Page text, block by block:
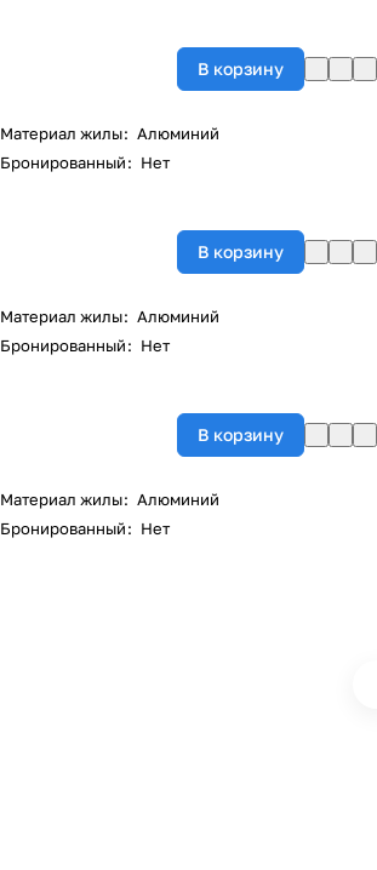
В корзину
Материал жилы: Алюминий
Бронированный: Нет
В корзину
Материал жилы: Алюминий
Бронированный: Нет
В корзину
Материал жилы: Алюминий
Бронированный: Нет